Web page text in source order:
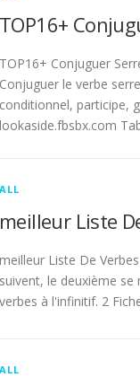
TOP16+
TOP16+ Conjuguer
Conjuguer le verbe
conditionnel, participe,
lookaside.fbsbx.com
ALL
meilleur Liste
meilleur Liste De
suivent, le deuxième
verbes à l'infinitif. 2
ALL